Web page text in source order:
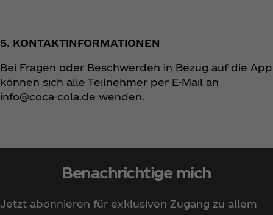
5. KONTAKTINFORMATIONEN
Bei Fragen oder Beschwerden in Bezug auf die App
können sich alle Teilnehmer per E-Mail an
info@coca-cola.de wenden.
Benachrichtige mich
Jetzt abonnieren für exklusiven Zugang zu allem